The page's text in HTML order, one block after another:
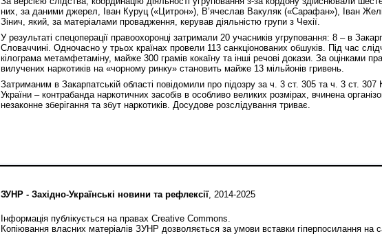
них, за даними джерел, Іван Куруц («Цитрон»), В’ячеслав Вакуляк («Сарафан»), Іван
Зінич, який, за матеріалами провадження, керував діяльністю групи з Чехії.
У результаті спецоперації правоохоронці затримали 20 учасників угруповання: 8 – в
Словаччині. Одночасно у трьох країнах провели 113 санкціонованих обшуків. Під час
кілограма метамфетаміну, майже 300 грамів кокаїну та інші речові докази. За оцінками
вилучених наркотиків на «чорному ринку» становить майже 13 мільйонів гривень.
Затриманим в Закарпатській області повідомили про підозру за ч. 3 ст. 305 та ч. 3 ст. 307
України – контрабанда наркотичних засобів в особливо великих розмірах, вчинена
незаконне зберігання та збут наркотиків. Досудове розслідування триває.
ЗУНР - Західно-Українські новини та рефлексії, 2014-2025
Інформація публікується на правах Creative Commons.
Копіювання власних матеріалів ЗУНР дозволяється за умови вставки гіперпосилання на